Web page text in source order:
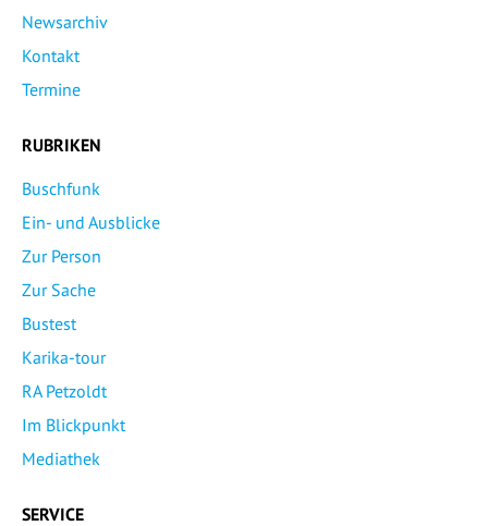
Newsarchiv
Kontakt
Termine
RUBRIKEN
Buschfunk
Ein- und Ausblicke
Zur Person
Zur Sache
Bustest
Karika-tour
RA Petzoldt
Im Blickpunkt
Mediathek
SERVICE